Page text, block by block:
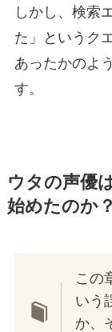
しかし、検索
た」というク
あったかのよ
す。
ウタの声優
始めたのか？
この
いう
か、